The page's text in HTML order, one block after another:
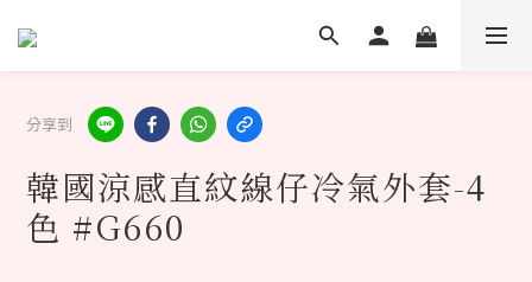
分享到
韓國涼感直紋線仔冷氣外套-4
色 #G660